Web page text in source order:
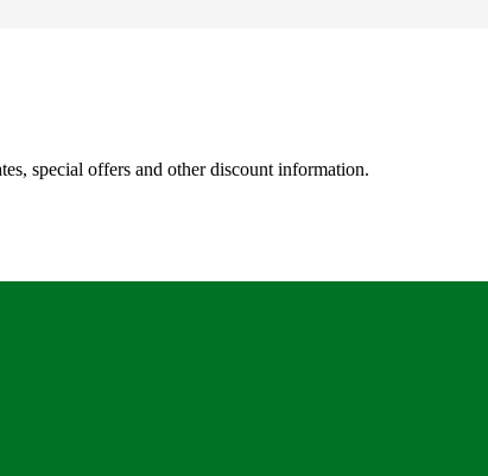
special offers and other discount information.